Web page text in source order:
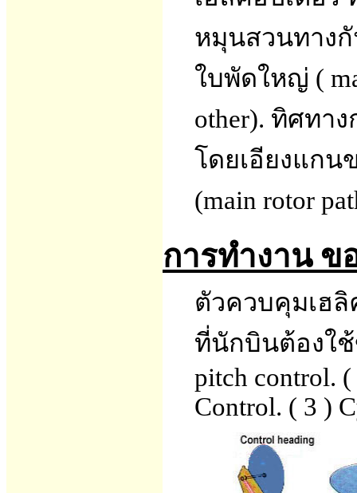
หมุนสวนทางกั
ใบพัดใหญ่ (
other). ทิศทา
โดยเอียงแกน
(main rotor
การทำงาน
ตัวควบคุมเฮ
ที่นักบินต้องใ
pitch control. (
Control. ( 3 )